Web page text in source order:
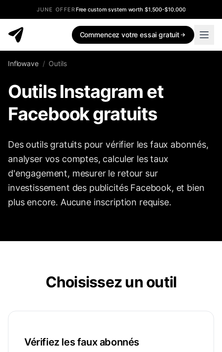
JUNE OFFERFree custom system worth $1,500-$10,000
Commencez votre essai gratuit
Inflowave / Outils
Outils Instagram et
Facebook gratuits
Des outils gratuits pour vérifier les faux abonnés,
analyser vos comptes, calculer les taux
d'engagement, mesurer le retour sur
investissement des publicités Facebook, et bien
plus encore. Aucune inscription requise.
Choisissez un outil
Vérifiez les faux abonnés